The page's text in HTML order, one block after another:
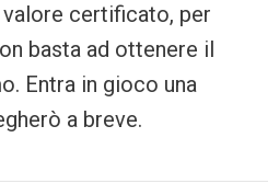
certificato, per
basta ad ottenere il
Entra in gioco una
a breve.